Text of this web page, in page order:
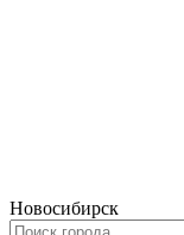
Новосибирск